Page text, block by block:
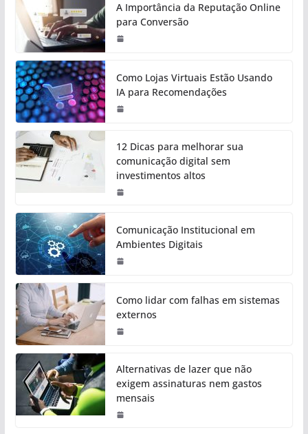
A Importância da Reputação Online
para Conversão
Como Lojas Virtuais Estão Usando
IA para Recomendações
12 Dicas para melhorar sua
comunicação digital sem
investimentos altos
Comunicação Institucional em
Ambientes Digitais
Como lidar com falhas em sistemas
externos
Alternativas de lazer que não
exigem assinaturas nem gastos
mensais